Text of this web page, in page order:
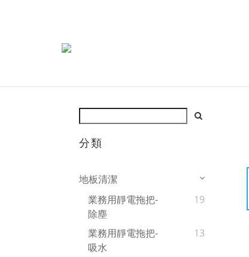
分類
地板清潔
業務用靜電拖把-
除塵
19
業務用靜電拖把-
吸水
13